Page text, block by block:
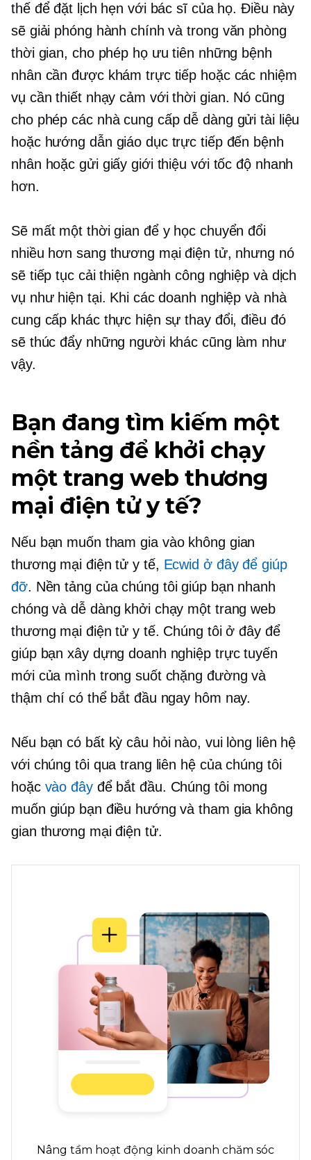
thế để đặt lịch hẹn với bác sĩ của họ. Điều này
sẽ giải phóng hành chính vàtrong văn phòng
thời gian, cho phép họ ưu tiên những bệnh
nhân cần được khám trực tiếp hoặc các nhiệm
vụ cần thiết nhạy cảm với thời gian. Nó cũng
cho phép các nhà cung cấp dễ dàng gửi tài liệu
hoặc hướng dẫn giáo dục trực tiếp đến bệnh
nhân hoặc gửi giấy giới thiệu với tốc độ nhanh
hơn.
Sẽ mất một thời gian để y học chuyển đổi
nhiều hơn sang thương mại điện tử, nhưng nó
sẽ tiếp tục cải thiện ngành công nghiệp và dịch
vụ như hiện tại. Khi các doanh nghiệp và nhà
cung cấp khác thực hiện sự thay đổi, điều đó
sẽ thúc đẩy những người khác cũng làm như
vậy.
Bạn đang tìm kiếm một
nền tảng để khởi chạy
một trang web thương
mại điện tử y tế?
Nếu bạn muốn tham gia vào không gian
thương mại điện tử y tế, Ecwid ở đây để giúp
đỡ. Nền tảng của chúng tôi giúp bạn nhanh
chóng và dễ dàng khởi chạy một trang web
thương mại điện tử y tế. Chúng tôi ở đây để
giúp bạn xây dựng doanh nghiệp trực tuyến
mới của mình trong suốt chặng đường và
thậm chí có thể bắt đầu ngay hôm nay.
Nếu bạn có bất kỳ câu hỏi nào, vui lòng liên hệ
với chúng tôi qua trang liên hệ của chúng tôi
hoặc vào đâyđể bắt đầu. Chúng tôi mong
muốn giúp bạn điều hướng và tham gia không
gian thương mại điện tử.
Nâng tầm hoạt động kinh doanh chăm sóc